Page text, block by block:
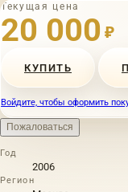
Текущая цена
20 000 ₽
КУПИТЬ
Войдите, чтобы оформить
Пожаловаться
Год
2006
Регион